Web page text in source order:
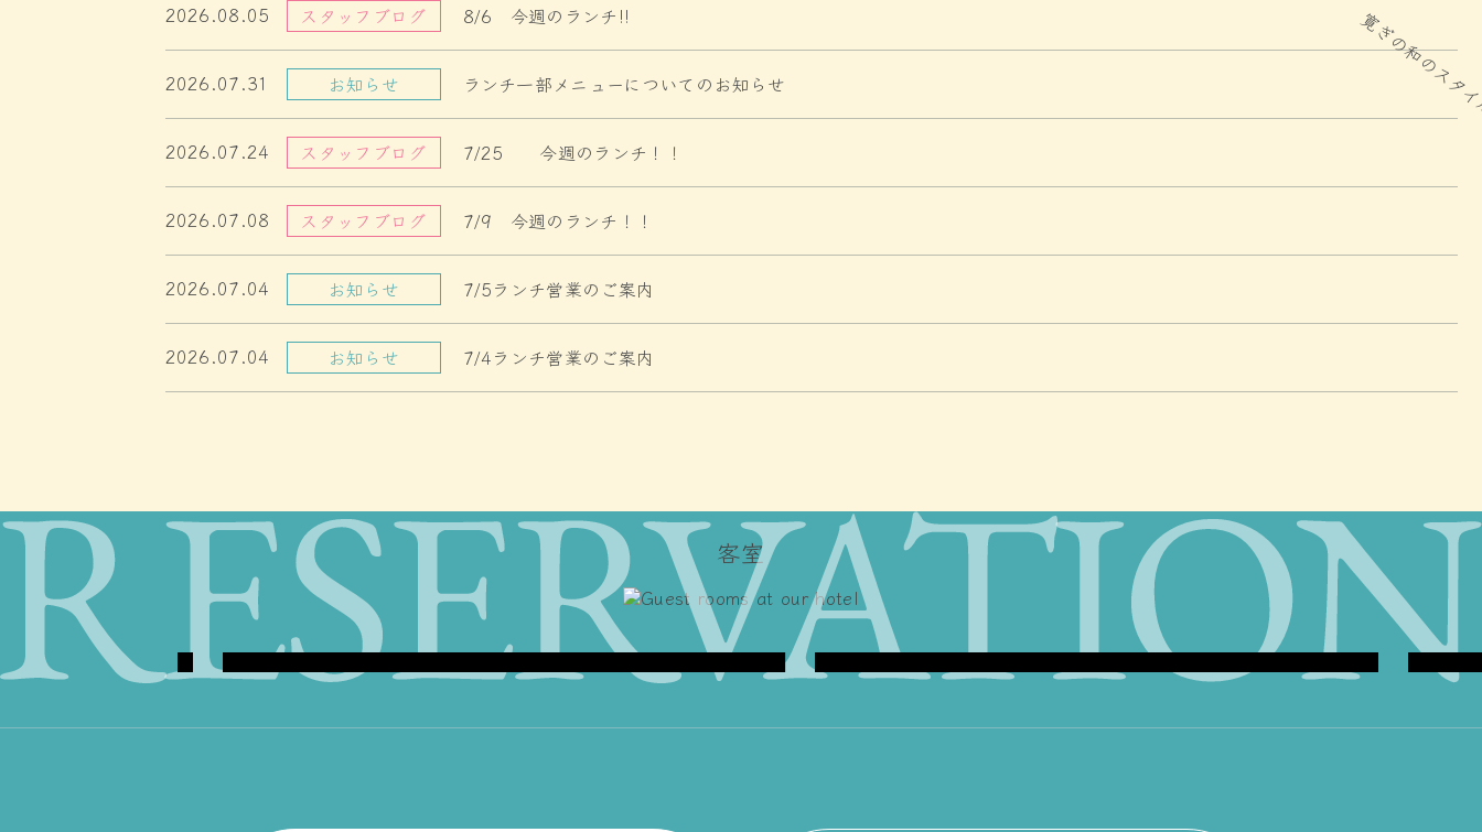
カップル、お
一人旅少人数
客室
ダブルベッドルーム
リーズナブルに宿泊したいカップル、ご夫婦
におすすめ！いつもと違うふたりきりの”非日
常空間”を演出します。
クラシカルな雰囲気を残しつつ優しい陽の光
が射す明るいお部屋。エキストラベッドをご
用意し、最大３名様までご宿泊いただけま
す。
シングルベ
宿泊！温
ゆっくり
2026.08.05 スタッフブログ 8/6 今週のランチ!!
2026.07.31 お知らせ ランチ一部メニューについてのお知らせ
2026.07.24 スタッフブログ 7/25 今週のランチ！！
2026.07.08 スタッフブログ 7/9 今週のランチ！！
2026.07.04 お知らせ 7/5ランチ営業のご案内
2026.07.04 お知らせ 7/4ランチ営業のご案内